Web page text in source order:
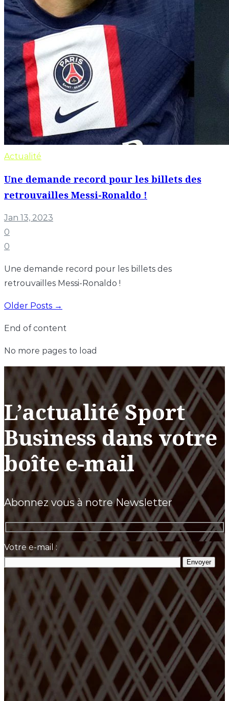
Actualité
Une demande record pour les billets des
retrouvailles Messi-Ronaldo !
Jan 13, 2023
0
0
Une demande record pour les billets des
retrouvailles Messi-Ronaldo !
Older Posts →
End of content
No more pages to load
L’actualité Sport
Business dans votre
boîte e-mail
Abonnez vous à notre Newsletter
Votre e-mail :